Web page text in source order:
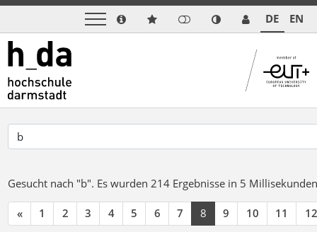
DE EN
Gesucht nach "b". Es wurden 214 Ergebnisse in 5
« 1 2 3 4 5 6 7 8 9 10 11 12